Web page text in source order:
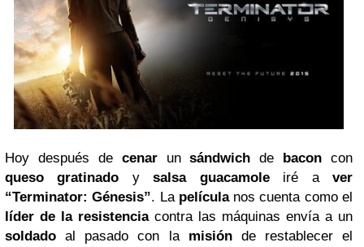
Hoy después decenarunsándwichde bacon con
queso gratinado ysalsaguacamoleiré aver
“Terminator: Génesis”. Lapelículanos cuenta como el
líder de la resistenciacontra las máquinas envía a un
soldado al pasado con la misiónde restablecer el